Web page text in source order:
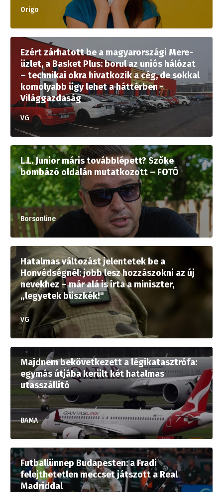
Origo
Ezért zárhatott be a magyarországi Mere-
üzlet, a Basket Plus: borul az uniós hálózat
– technikai okra hivatkozik a cég, de sokkal
komolyabb ügy lehet a háttérben -
Világgazdaság
VG
L.L. Junior máris továbblépett? Szőke
bombázó oldalán mutatkozott – FOTÓ
Borsonline
Hatalmas változást jelentetek be a
Honvédségnél: jobb lesz hozzászokni az új
nevekhez – már alá is írta a miniszter,
„legyetek büszkék!"
VG
Majdnem bekövetkezett a légikatasztrófa:
egymás útjába került két hatalmas
utasszállító
BAMA
Futballünnep Budapesten: a Fradi
felejthetetlen meccset játszott a Real
Madriddal